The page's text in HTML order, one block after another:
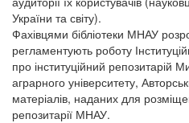
України та світу).
Фахівцями бібліотеки МНАУ
регламентують роботу
про інституційний репозитарій
аграрного університету,
матеріалів, наданих для
репозитарії МНАУ.